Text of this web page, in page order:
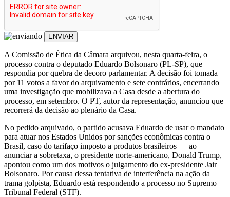
ENVIAR
A Comissão de Ética da Câmara arquivou, nesta quarta-feira, o
processo contra o deputado Eduardo Bolsonaro (PL-SP), que
respondia por quebra de decoro parlamentar. A decisão foi tomada
por 11 votos a favor do arquivamento e sete contrários, encerrando
uma investigação que mobilizava a Casa desde a abertura do
processo, em setembro. O PT, autor da representação, anunciou que
recorrerá da decisão ao plenário da Casa.
No pedido arquivado, o partido acusava Eduardo de usar o mandato
para atuar nos Estados Unidos por sanções econômicas contra o
Brasil, caso do tarifaço imposto a produtos brasileiros — ao
anunciar a sobretaxa, o presidente norte-americano, Donald Trump,
apontou como um dos motivos o julgamento do ex-presidente Jair
Bolsonaro. Por causa dessa tentativa de interferência na ação da
trama golpista, Eduardo está respondendo a processo no Supremo
Tribunal Federal (STF).